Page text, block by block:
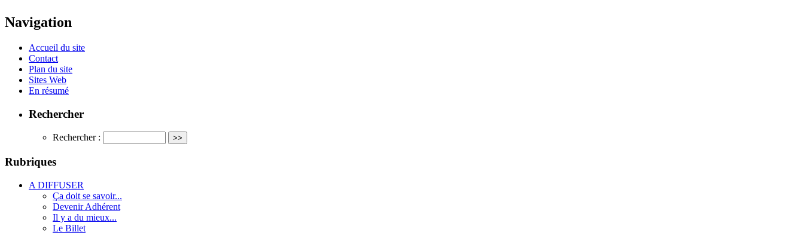
Navigation
Accueil du site
Contact
Plan du site
Sites Web
En résumé
Rechercher
Rechercher :
Rubriques
A DIFFUSER
Ça doit se savoir...
Devenir Adhérent
Il y a du mieux...
Le Billet